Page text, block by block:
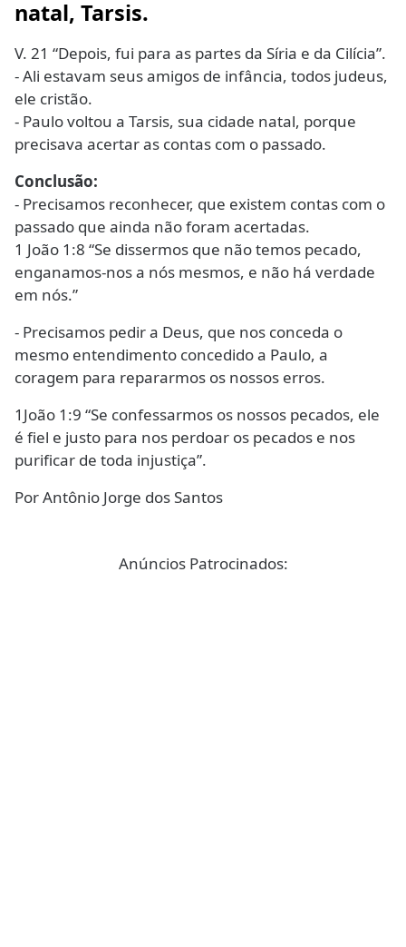
natal, Tarsis.
V. 21 “Depois, fui para as partes da Síria e da Cilícia”.
- Ali estavam seus amigos de infância, todos judeus,
ele cristão.
- Paulo voltou a Tarsis, sua cidade natal, porque
precisava acertar as contas com o passado.
Conclusão:
- Precisamos reconhecer, que existem contas com o
passado que ainda não foram acertadas.
1 João 1:8 “Se dissermos que não temos pecado,
enganamos-nos a nós mesmos, e não há verdade
em nós.”
- Precisamos pedir a Deus, que nos conceda o
mesmo entendimento concedido a Paulo, a
coragem para repararmos os nossos erros.
1João 1:9 “Se confessarmos os nossos pecados, ele
é fiel e justo para nos perdoar os pecados e nos
purificar de toda injustiça”.
Por Antônio Jorge dos Santos
Anúncios Patrocinados: